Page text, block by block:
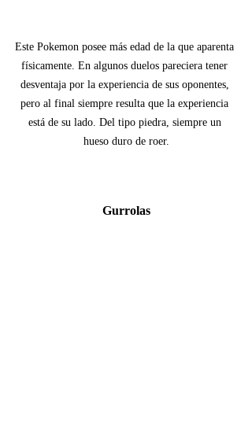
Este Pokemon posee más edad de la que aparenta
físicamente. En algunos duelos pareciera tener
desventaja por la experiencia de sus oponentes,
pero al final siempre resulta que la experiencia
está de su lado. Del tipo piedra, siempre un
hueso duro de roer.
Gurrolas